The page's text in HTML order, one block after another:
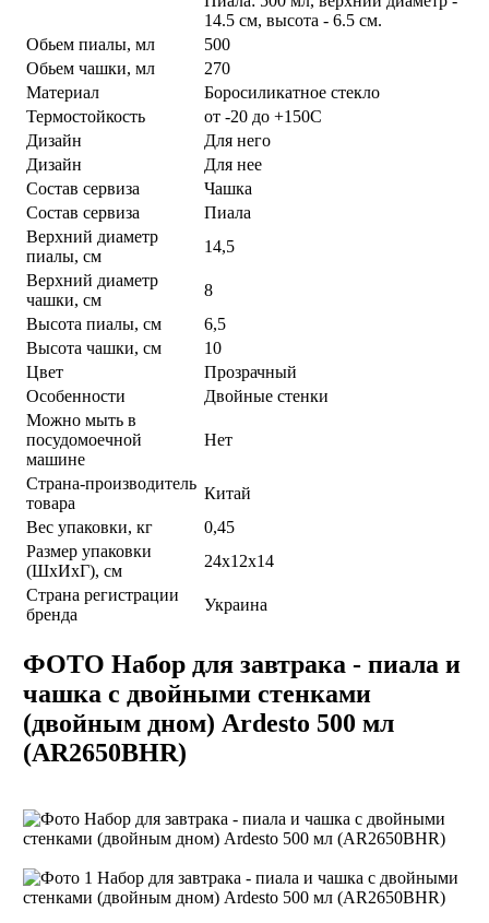
14.5 см, высота - 6.5 см.
Обьем пиалы, мл
500
Обьем чашки, мл
270
Материал
Боросиликатное стекло
Термостойкость
от -20 до +150С
Дизайн
Для него
Дизайн
Для нее
Состав сервиза
Чашка
Состав сервиза
Пиала
Верхний диаметр
пиалы, см
14,5
Верхний диаметр
чашки, см
8
Высота пиалы, см
6,5
Высота чашки, см
10
Цвет
Прозрачный
Особенности
Двойные стенки
Можно мыть в
посудомоечной
машине
Нет
Страна-производитель
товара
Китай
Вес упаковки, кг
0,45
Размер упаковки
(ШхИхГ), см
24х12х14
Страна регистрации
бренда
Украина
ФОТО Набор для завтрака - пиала и
чашка с двойными стенками
(двойным дном) Ardesto 500 мл
(AR2650BHR)